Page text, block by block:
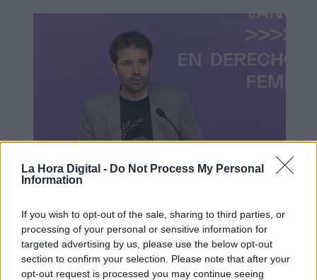
La Hora Digital - Do Not Process My Personal
Information
If you wish to opt-out of the sale, sharing to third parties, or
processing of your personal or sensitive information for
targeted advertising by us, please use the below opt-out
section to confirm your selection. Please note that after your
opt-out request is processed you may continue seeing
Podemos e Izquierda Unida no
asisten a los actos de la OTAN